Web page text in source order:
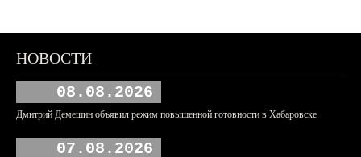
НОВОСТИ
08.08.2026
Дмитрий Демешин объявил режим повышенной готовности в Хабаровске
07.08.2026